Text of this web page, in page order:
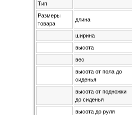
Тип
Размеры
товара
длина
ширина
высота
вес
высота от пола до
сиденья
высота от подножки
до сиденья
высота до руля